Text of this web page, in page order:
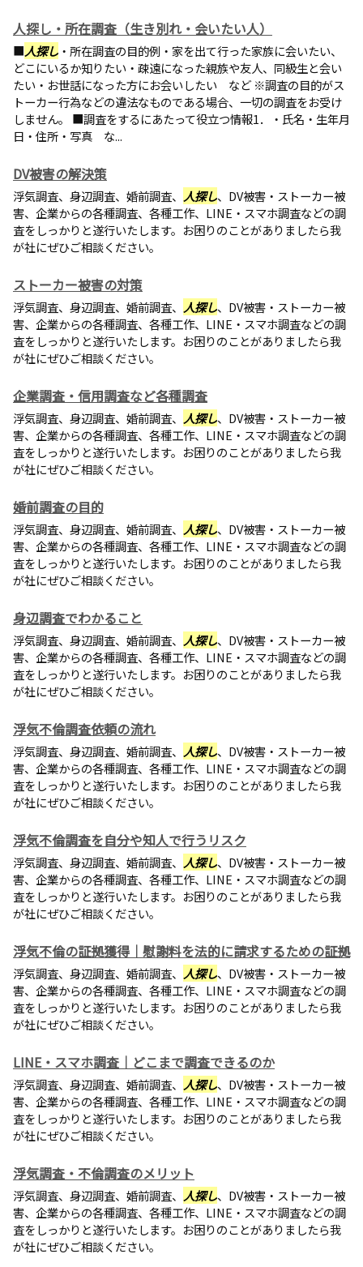
人探し・所在調査（生き別れ・会いたい人）
■人探し ・所在調査の目的例・家を出て行った家族に会いたい、
どこにいるか知りたい・疎遠になった親族や友人、同級生と会い
たい・お世話になった方にお会いしたい など ※調査の目的がス
トーカー行為などの違法なものである場合、一切の調査をお受け
しません。 ■調査をするにあたって役立つ情報1．・氏名・生年月
日・住所・写真 な...
DV被害の解決策
浮気調査、身辺調査、婚前調査、 人探し、DV被害・ストーカー被
害、企業からの各種調査、各種工作、LINE・スマホ調査などの調
査をしっかりと遂行いたします。お困りのことがありましたら我
が社にぜひご相談ください。
ストーカー被害の対策
浮気調査、身辺調査、婚前調査、 人探し、DV被害・ストーカー被
害、企業からの各種調査、各種工作、LINE・スマホ調査などの調
査をしっかりと遂行いたします。お困りのことがありましたら我
が社にぜひご相談ください。
企業調査・信用調査など各種調査
浮気調査、身辺調査、婚前調査、 人探し、DV被害・ストーカー被
害、企業からの各種調査、各種工作、LINE・スマホ調査などの調
査をしっかりと遂行いたします。お困りのことがありましたら我
が社にぜひご相談ください。
婚前調査の目的
浮気調査、身辺調査、婚前調査、 人探し、DV被害・ストーカー被
害、企業からの各種調査、各種工作、LINE・スマホ調査などの調
査をしっかりと遂行いたします。お困りのことがありましたら我
が社にぜひご相談ください。
身辺調査でわかること
浮気調査、身辺調査、婚前調査、 人探し、DV被害・ストーカー被
害、企業からの各種調査、各種工作、LINE・スマホ調査などの調
査をしっかりと遂行いたします。お困りのことがありましたら我
が社にぜひご相談ください。
浮気不倫調査依頼の流れ
浮気調査、身辺調査、婚前調査、 人探し、DV被害・ストーカー被
害、企業からの各種調査、各種工作、LINE・スマホ調査などの調
査をしっかりと遂行いたします。お困りのことがありましたら我
が社にぜひご相談ください。
浮気不倫調査を自分や知人で行うリスク
浮気調査、身辺調査、婚前調査、 人探し、DV被害・ストーカー被
害、企業からの各種調査、各種工作、LINE・スマホ調査などの調
査をしっかりと遂行いたします。お困りのことがありましたら我
が社にぜひご相談ください。
浮気不倫の証拠獲得｜慰謝料を法的に請求するための証拠
浮気調査、身辺調査、婚前調査、 人探し、DV被害・ストーカー被
害、企業からの各種調査、各種工作、LINE・スマホ調査などの調
査をしっかりと遂行いたします。お困りのことがありましたら我
が社にぜひご相談ください。
LINE・スマホ調査｜どこまで調査できるのか
浮気調査、身辺調査、婚前調査、 人探し、DV被害・ストーカー被
害、企業からの各種調査、各種工作、LINE・スマホ調査などの調
査をしっかりと遂行いたします。お困りのことがありましたら我
が社にぜひご相談ください。
浮気調査・不倫調査のメリット
浮気調査、身辺調査、婚前調査、 人探し、DV被害・ストーカー被
害、企業からの各種調査、各種工作、LINE・スマホ調査などの調
査をしっかりと遂行いたします。お困りのことがありましたら我
が社にぜひご相談ください。